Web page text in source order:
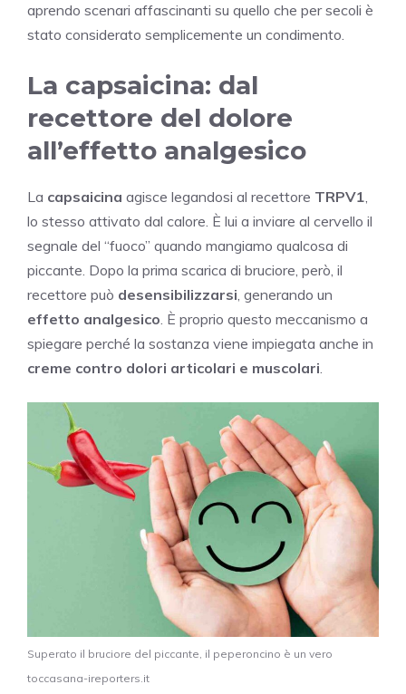
aprendo scenari affascinanti su quello che per secoli è
stato considerato semplicemente un condimento.
La capsaicina: dal
recettore del dolore
all’effetto analgesico
La capsaicina agisce legandosi al recettore TRPV1,
lo stesso attivato dal calore. È lui a inviare al cervello il
segnale del “fuoco” quando mangiamo qualcosa di
piccante. Dopo la prima scarica di bruciore, però, il
recettore può desensibilizzarsi, generando un
effetto analgesico. È proprio questo meccanismo a
spiegare perché la sostanza viene impiegata anche in
creme contro dolori articolari e muscolari.
Superato il bruciore del piccante, il peperoncino è un vero
toccasana-ireporters.it